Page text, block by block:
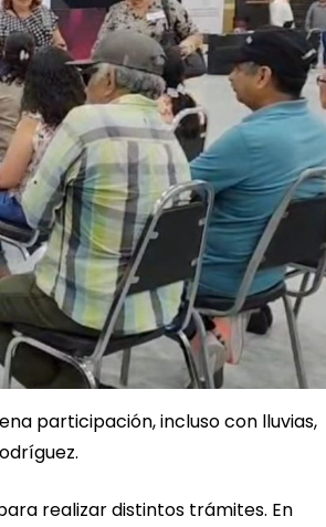
participación, incluso con lluvias,
realizar distintos trámites. En